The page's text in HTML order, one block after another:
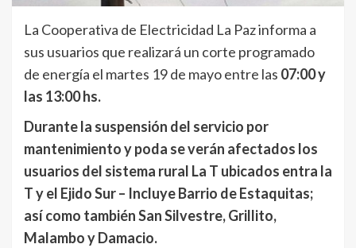
La Cooperativa de Electricidad La Paz informa a
sus usuarios que realizará un corte programado
de energía el martes 19 de mayo entre las 07:00 y
las 13:00 hs.
Durante la suspensión del servicio por
mantenimiento y poda se verán afectados los
usuarios del sistema rural La T ubicados entra la
T y el Ejido Sur – Incluye Barrio de Estaquitas;
así como también San Silvestre, Grillito,
Malambo y Damacio.